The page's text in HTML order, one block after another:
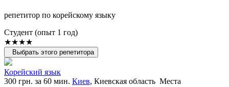
репетитор по корейскому языку
Cтудент (опыт 1 год)
★★★★
Выбрать этого репетитора
Корейский язык
300 грн. за 60 мин. Киев, Киевская область Места